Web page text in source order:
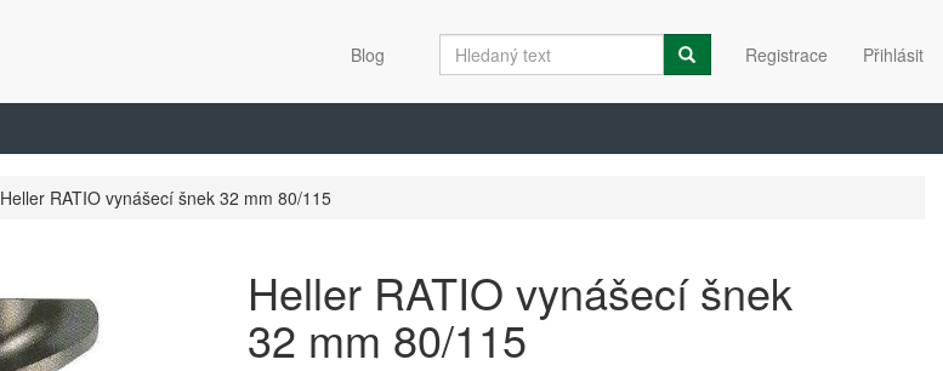
Registrace Přihlásit
Blog
Heller RATIO vynášecí šnek 32 mm 80/115
Heller RATIO vynášecí šnek
32 mm 80/115